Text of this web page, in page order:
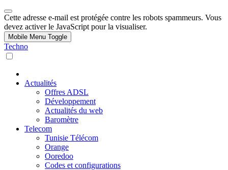
Cette adresse e-mail est protégée contre les robots spammeurs. Vous
devez activer le JavaScript pour la visualiser.
Mobile Menu Toggle
Techno
Actualités
Offres ADSL
Développement
Actualités du web
Baromètre
Telecom
Tunisie Télécom
Orange
Ooredoo
Codes et configurations